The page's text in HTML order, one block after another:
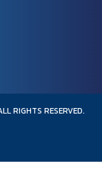
RIGHTS RESERVED.